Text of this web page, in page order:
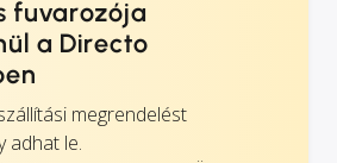
fuvarozója
a Directo
megrendelést
adhat le.